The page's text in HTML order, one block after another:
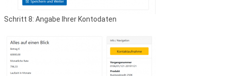
Schritt 8: Angabe Ihrer Kontodaten